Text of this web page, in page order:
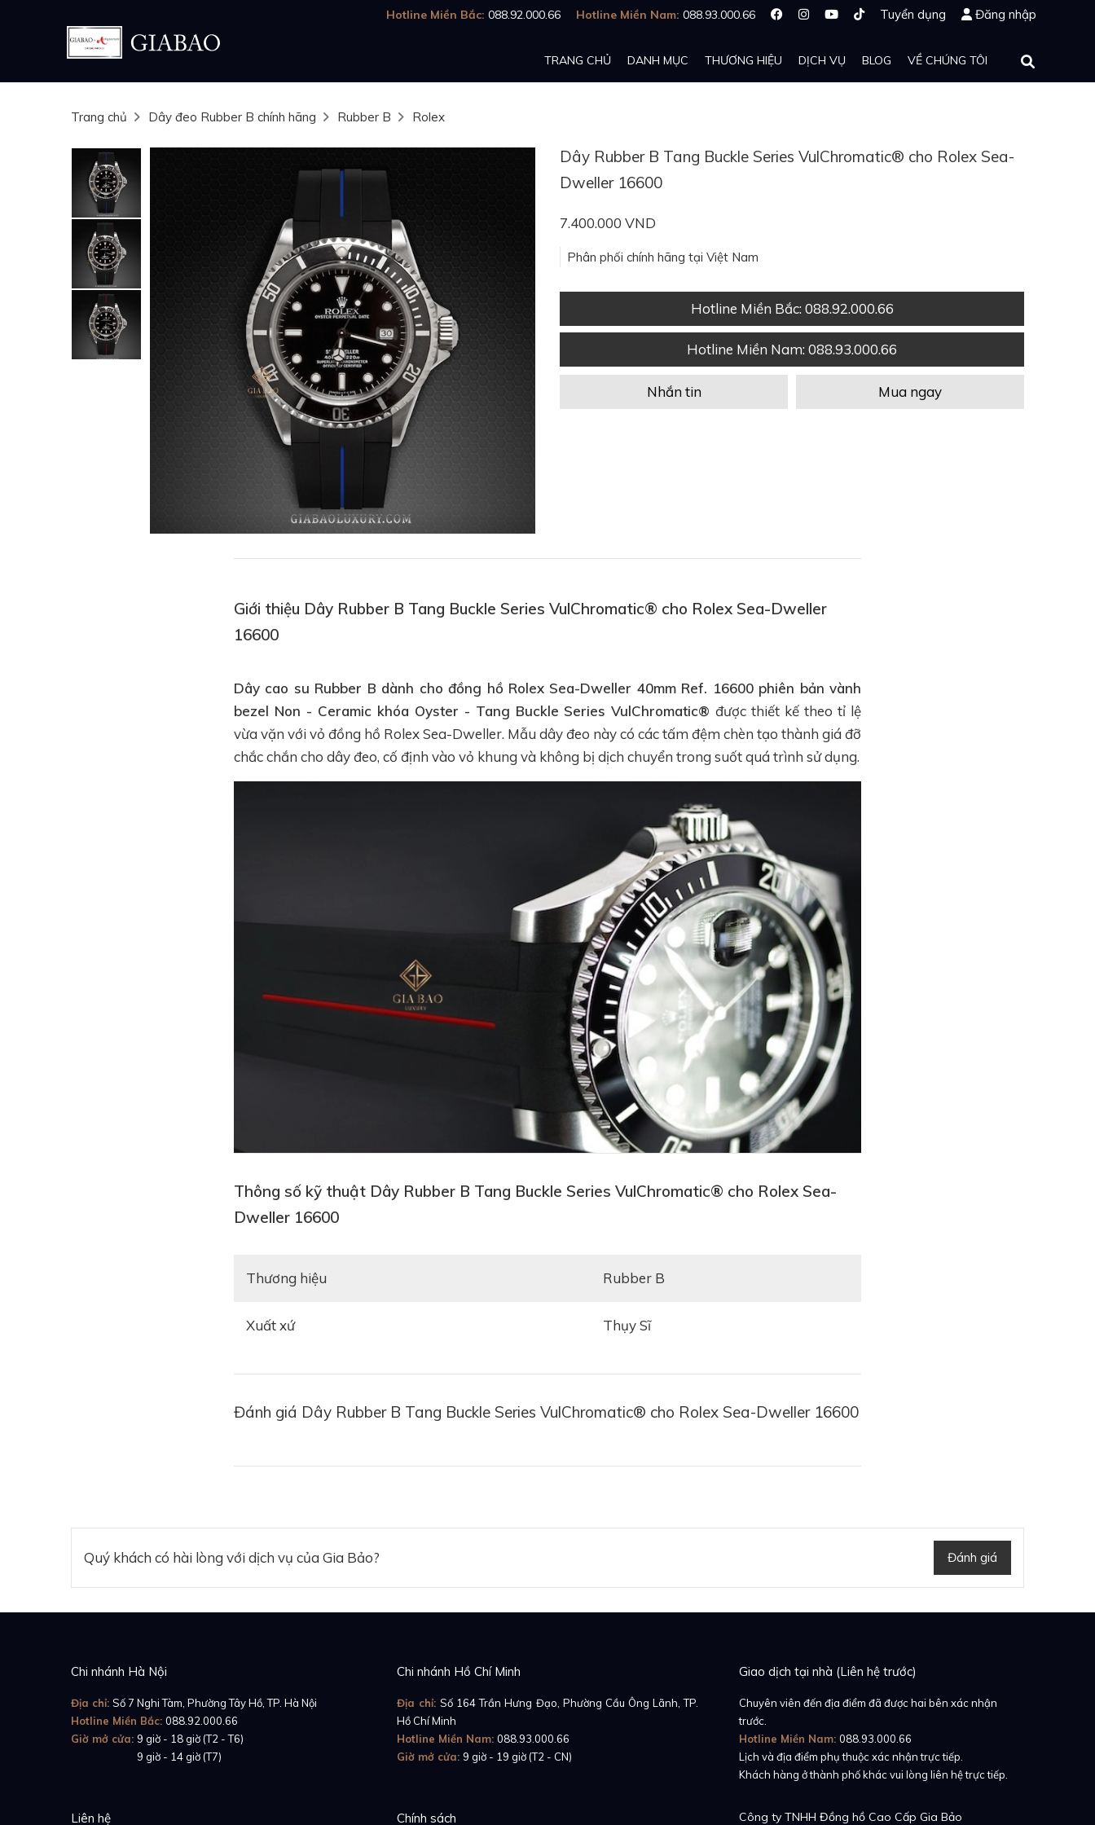
Hotline Miền Bắc: 088.92.000.66 Hotline Miền Nam: 088.93.000.66 Tuyển dụng Đăng nhập
TRANG CHỦ DANH MỤC THƯƠNG HIỆU DỊCH VỤ BLOG VỀ CHÚNG TÔI
Trang chủ Dây đeo Rubber B chính hãng Rubber B Rolex
Dây Rubber B Tang Buckle Series VulChromatic® cho Rolex Sea-
Dweller 16600
7.400.000 VND
Phân phối chính hãng tại Việt Nam
Hotline Miền Bắc: 088.92.000.66
Hotline Miền Nam: 088.93.000.66
Nhắn tin Mua ngay
Giới thiệu Dây Rubber B Tang Buckle Series VulChromatic® cho Rolex Sea-Dweller
16600
Dây cao su Rubber B dành cho đồng hồ Rolex Sea-Dweller 40mm Ref. 16600 phiên bản vành
bezel Non - Ceramic khóa Oyster - Tang Buckle Series VulChromatic®được thiết kế theo tỉ lệ
vừa vặn với vỏ đồng hồ Rolex Sea-Dweller. Mẫu dây đeo này có các tấm đệm chèn tạo thành giá đỡ
chắc chắn cho dây đeo, cố định vào vỏ khung và không bị dịch chuyển trong suốt quá trình sử dụng.
Thông số kỹ thuật Dây Rubber B Tang Buckle Series VulChromatic® cho Rolex Sea-
Dweller 16600
Thương hiệu Rubber B
Xuất xứ Thụy Sĩ
Đánh giá Dây Rubber B Tang Buckle Series VulChromatic® cho Rolex Sea-Dweller 16600
Quý khách có hài lòng với dịch vụ của Gia Bảo? Đánh giá
Chi nhánh Hà Nội
Địa chỉ: Số 7 Nghi Tàm, Phường Tây Hồ, TP. Hà Nội
Hotline Miền Bắc: 088.92.000.66
Giờ mở cửa: 9 giờ - 18 giờ (T2 - T6)
9 giờ - 14 giờ (T7)
Chi nhánh Hồ Chí Minh
Địa chỉ:Số 164 Trần Hưng Đạo, Phường Cầu Ông Lãnh, TP.
Hồ Chí Minh
Hotline Miền Nam: 088.93.000.66
Giờ mở cửa: 9 giờ - 19 giờ (T2 - CN)
Giao dịch tại nhà (Liên hệ trước)
Chuyên viên đến địa điểm đã được hai bên xác nhận
trước.
Hotline Miền Nam: 088.93.000.66
Lịch và địa điểm phụ thuộc xác nhận trực tiếp.
Khách hàng ở thành phố khác vui lòng liên hệ trực tiếp.
Liên hệ Chính sách Công ty TNHH Đồng hồ Cao Cấp Gia Bảo